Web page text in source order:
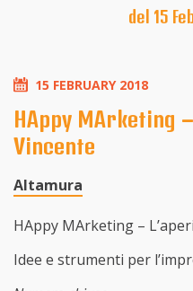
del 15
15 FEBRUARY 2018
HAppy MArketing
Vincente
Altamura
HAppy MArketing –
Idee e strumenti per